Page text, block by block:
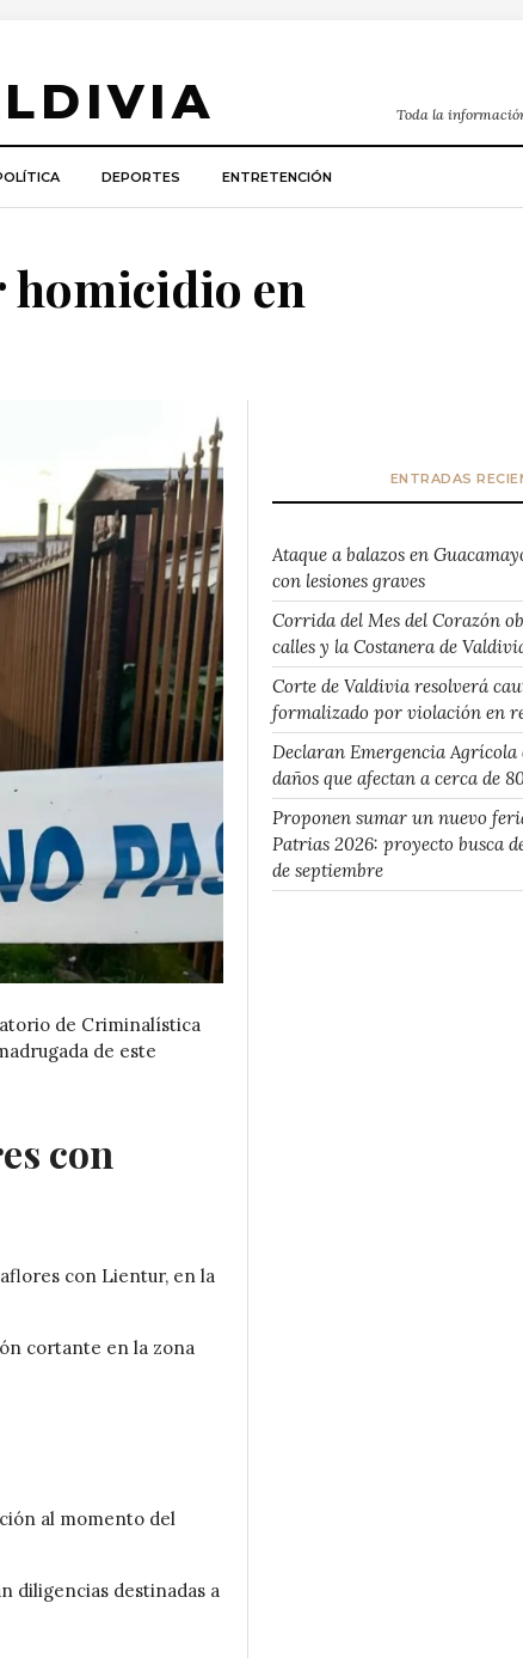
Toda la
DEPORTES ENTRETENCIÓN
homicidio en
de Criminalística
de este
con
con Lientur, en la
cortante en la zona
al momento del
diligencias destinadas a
ENTRADAS
Ataque a balazos en
con lesiones graves
Corrida del Mes del Corazón
calles y la Costanera de
Corte de Valdivia resolverá
formalizado por violación en
Declaran Emergencia Agrícola
daños que afectan a cerca de
Proponen sumar un nuevo
Patrias 2026: proyecto busca
de septiembre